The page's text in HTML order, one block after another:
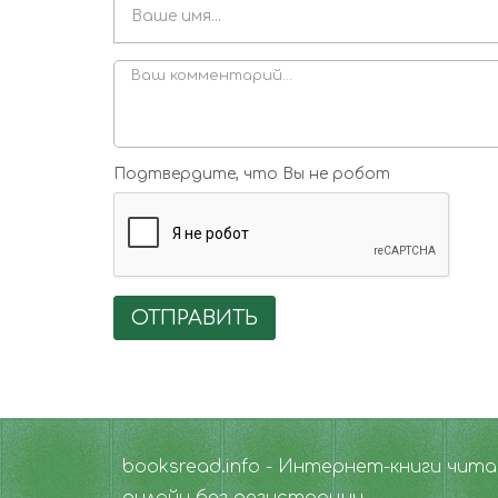
Подтвердите, что Вы не робот
ОТПРАВИТЬ
booksread.info - Интернет-книги